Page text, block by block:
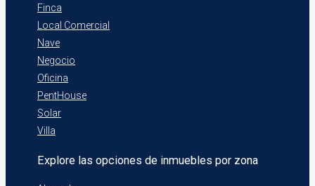
Finca
Local Comercial
Nave
Negocio
Oficina
PentHouse
Solar
Villa
Explore las opciones de inmuebles por zona